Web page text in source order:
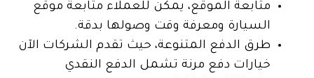
متابعة الموقع، يمكن للعملاء متابعة موقع
السيارة ومعرفة وقت وصولها بدقة.
طرق الدفع المتنوعة، حيث تقدم الشركات الآن
خيارات دفع مرنة تشمل الدفع النقدي